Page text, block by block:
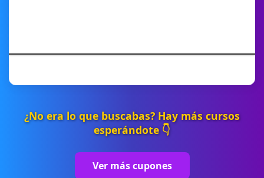
¿No era lo que buscabas? Hay más cursos
esperándote 👇
Ver más cupones